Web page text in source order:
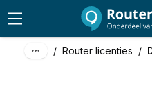
/ Router licenties /
excl. btw
incl. btw